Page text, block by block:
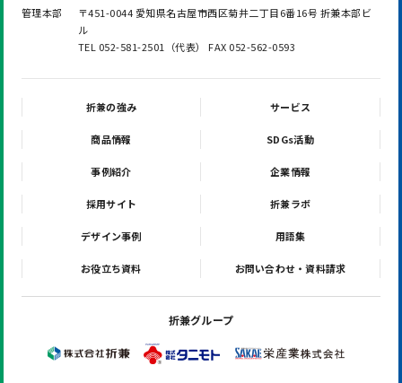
管理本部
〒451-0044 愛知県名古屋市西区菊井二丁目6番16号 折兼本部ビ
ル
TEL 052-581-2501（代表） FAX 052-562-0593
折兼の強み サービス
商品情報 SDGs活動
事例紹介 企業情報
採用サイト 折兼ラボ
デザイン事例 用語集
お役立ち資料 お問い合わせ・資料請求
折兼グループ